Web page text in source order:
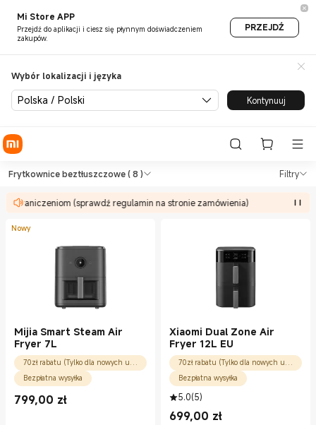
Mi Store APP
Przejdź do aplikacji i ciesz się płynnym doświadczeniem
zakupów.
PRZEJDŹ
Wybór lokalizacji i języka
Polska / Polski Kontynuuj
Shop Sprzęt kuchenny
Frytkownice beztłuszczowe( 8 ) Filtry
ograniczeniom (sprawdź regulamin na stronie zamówienia)
Shop Sprzęt kuchenny Frytkownice
Nowy
Mijia Smart Steam Air
Fryer 7L
70zł rabatu (Tylko dla nowych użytkowników)
Bezpłatna wysyłka
799,00 zł
Current Price zł799.00
Xiaomi Dual Zone Air
Fryer 12L EU
70zł rabatu (Tylko dla nowych użytkowników)
Bezpłatna wysyłka
5.0(5)
699,00 zł
Current Price zł699.00